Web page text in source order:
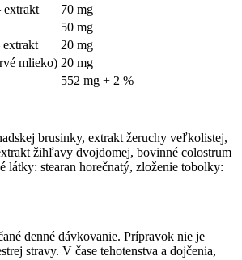
70 mg
50 mg
20 mg
mlieko) 20 mg
552 mg + 2 %
brusinky, extrakt žeruchy veľkolistej,
žihľavy dvojdomej, bovinné colostrum
látky: stearan horečnatý, zloženie tobolky:
denné dávkovanie. Prípravok nie je
stravy. V čase tehotenstva a dojčenia,